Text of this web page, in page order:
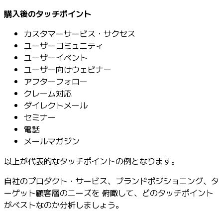
購入後のタッチポイント
カスタマーサービス・サクセス
ユーザーコミュニティ
ユーザーイベント
ユーザー向けウェビナー
アフターフォロー
クレーム対応
ダイレクトメール
セミナー
電話
メールマガジン
以上が代表的なタッチポイントの例となります。
自社のプロダクト・サービス、ブランドポジショニング、タ
ーゲット顧客層のニーズを 俯瞰して、どのタッチポイント
がベストなのか分析しましょう。